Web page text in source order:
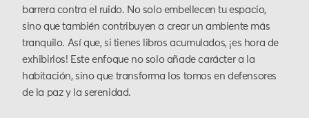
barrera contra el ruido. No solo embellecen tu espacio,
sino que también contribuyen a crear un ambiente más
tranquilo. Así que, si tienes libros acumulados, ¡es hora de
exhibirlos! Este enfoque no solo añade carácter a la
habitación, sino que transforma los tomos en defensores
de la paz y la serenidad.